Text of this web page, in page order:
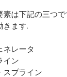
素は下記の三つ
きます.
ネレータ
イン
スプライン